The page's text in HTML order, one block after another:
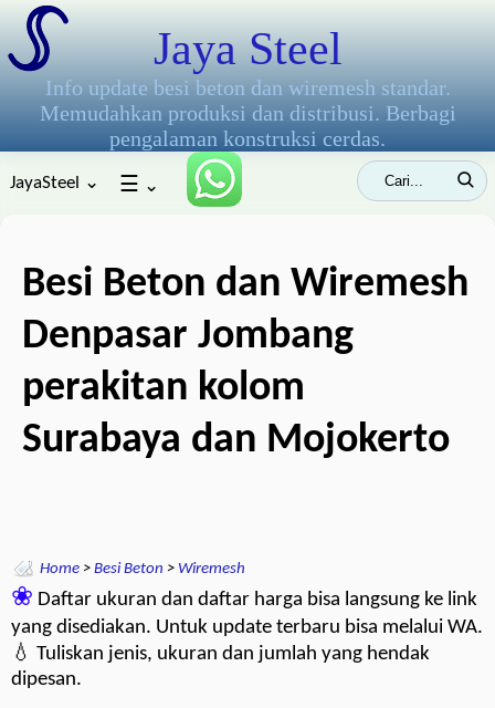
Jaya Steel
Info update besi beton dan wiremesh standar.
Memudahkan produksi dan distribusi. Berbagi
pengalaman konstruksi cerdas.
JayaSteel ⌄ ☰ ⌄
Besi Beton dan Wiremesh
Denpasar Jombang
perakitan kolom
Surabaya dan Mojokerto
Home > Besi Beton > Wiremesh
❀ Daftar ukuran dan daftar harga bisa langsung ke link
yang disediakan. Untuk update terbaru bisa melalui WA.
💧 Tuliskan jenis, ukuran dan jumlah yang hendak
dipesan.